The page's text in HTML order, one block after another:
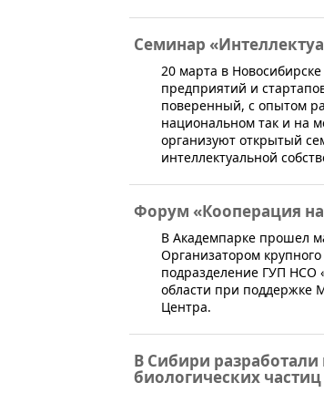
Семинар
​20 марта в
предприятий и
поверенный, с опытом
национальном так и на
организуют открытый
интеллектуальной
Форум «Кооперация
​В Академпарке прошел
Организатором
подразделение ГУП НСО
области при поддержке
Центра.
В Сибири разработали
биологических частиц